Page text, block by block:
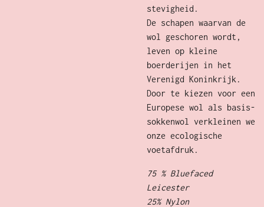
stevigheid.
De schapen waarvan de
wol geschoren wordt,
leven op kleine
boerderijen in het
Verenigd Koninkrijk.
Door te kiezen voor een
Europese wol als basis-
sokkenwol verkleinen we
onze ecologische
voetafdruk.
75 % Bluefaced
Leicester
25% Nylon